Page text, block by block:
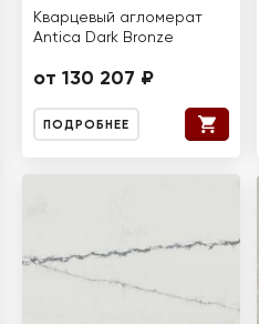
Кварцевый агломерат
Antica Dark Bronze
от 130 207 ₽
ПОДРОБНЕЕ